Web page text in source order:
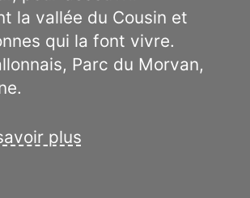
la vallée du Cousin et
qui la font vivre.
Parc du Morvan,
plus